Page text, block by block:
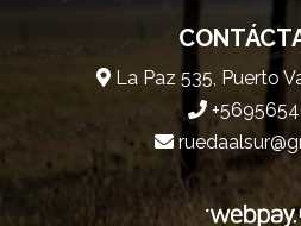
La Paz 535, Puerto